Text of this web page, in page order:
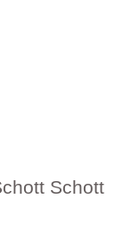
Schott